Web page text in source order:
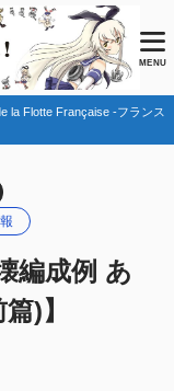
MENU
la Flotte Française -フランス
編成例 あ
)】